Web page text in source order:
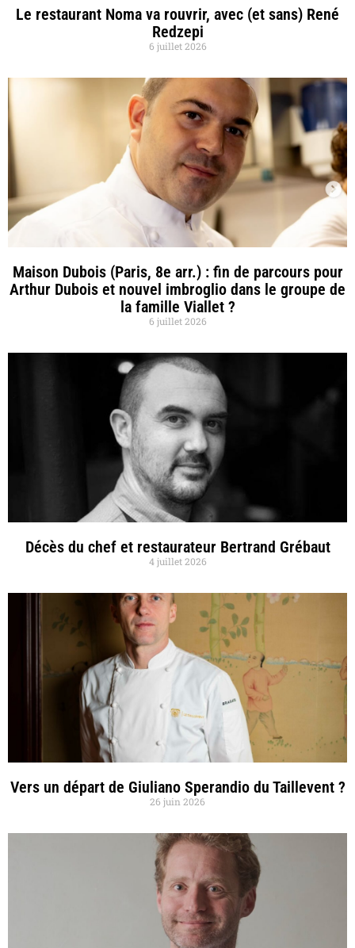
Le restaurant Noma va rouvrir, avec (et sans) René
Redzepi
6 juillet 2026
Maison Dubois (Paris, 8e arr.) : fin de parcours pour
Arthur Dubois et nouvel imbroglio dans le groupe de
la famille Viallet ?
6 juillet 2026
Décès du chef et restaurateur Bertrand Grébaut
4 juillet 2026
Vers un départ de Giuliano Sperandio du Taillevent ?
26 juin 2026